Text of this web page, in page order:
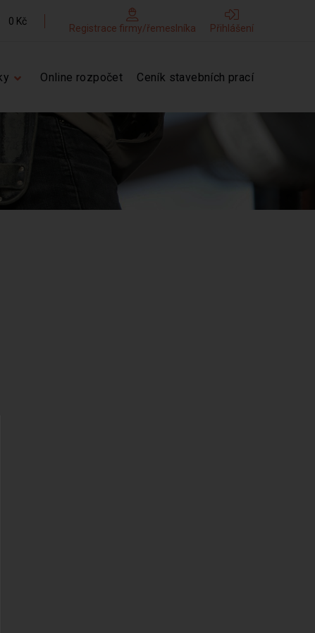
0 Kč
Registrace firmy/řemeslníka Přihlášení
Online rozpočet Ceník stavebních prací